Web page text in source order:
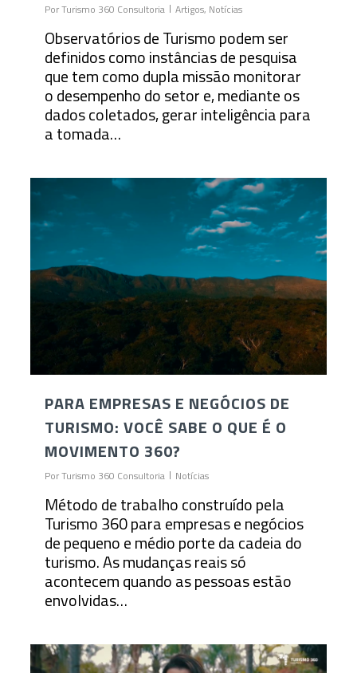
PorTurismo 360 Consultoria Artigos, Notícias
Observatórios de Turismo podem ser
definidos como instâncias de pesquisa
que tem como dupla missão monitorar
o desempenho do setor e, mediante os
dados coletados, gerar inteligência para
a tomada…
PARA EMPRESAS E NEGÓCIOS DE
TURISMO: VOCÊ SABE O QUE É O
MOVIMENTO 360?
PorTurismo 360 Consultoria Notícias
Método de trabalho construído pela
Turismo 360 para empresas e negócios
de pequeno e médio porte da cadeia do
turismo. As mudanças reais só
acontecem quando as pessoas estão
envolvidas…